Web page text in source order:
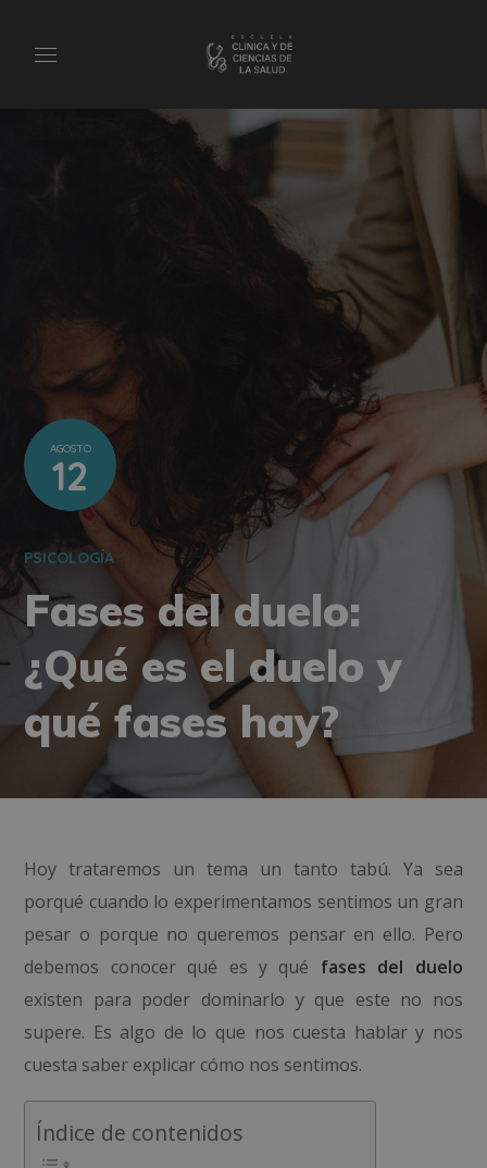
AGOSTO
12
PSICOLOGÍA
Fases del duelo:
¿Qué es el duelo y
qué fases hay?
Hoy trataremos un tema un tanto tabú. Ya sea
porqué cuando lo experimentamos sentimos un gran
pesar o porque no queremos pensar en ello. Pero
debemos conocer qué es y qué fases del duelo
existen para poder dominarlo y que este no nos
supere. Es algo de lo que nos cuesta hablar y nos
cuesta saber explicar cómo nos sentimos.
Índice de contenidos